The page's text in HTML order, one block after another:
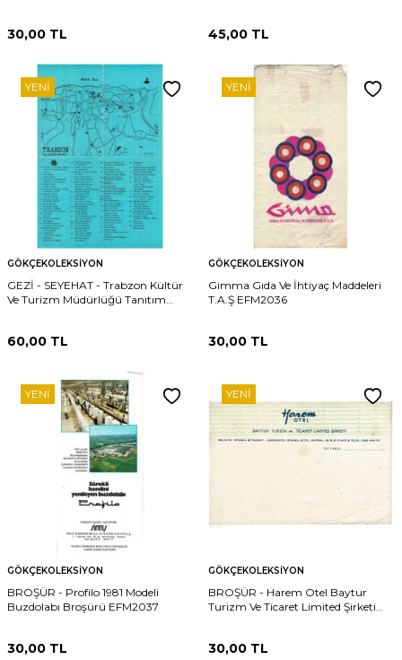
30,00 TL 45,00 TL
YENI
GÖKÇEKOLEKSIYON
GEZİ - SEYEHAT - Trabzon Kültür
Ve Turizm Müdürlüğü Tanıtım
60,00 TL
YENI
GÖKÇEKOLEKSIYON
Gimma Gıda Ve İhtiyaç Maddeleri
T.A.Ş EFM2036
30,00 TL
YENI
GÖKÇEKOLEKSIYON
BROŞÜR - Profilo 1981 Modeli
Buzdolabı Broşürü EFM2037
30,00 TL
YENI
GÖKÇEKOLEKSIYON
BROŞÜR - Harem Otel Baytur
Turizm Ve Ticaret Limited Şirketi
30,00 TL